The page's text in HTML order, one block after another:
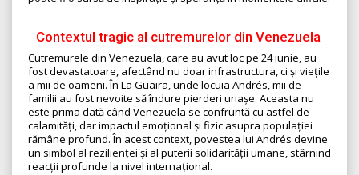
Contextul tragic al cutremurelor din Venezuela
Cutremurele din Venezuela, care au avut loc pe 24 iunie, au
fost devastatoare, afectând nu doar infrastructura, ci și viețile
a mii de oameni. În La Guaira, unde locuia Andrés, mii de
familii au fost nevoite să îndure pierderi uriașe. Aceasta nu
este prima dată când Venezuela se confruntă cu astfel de
calamități, dar impactul emoțional și fizic asupra populației
rămâne profund. În acest context, povestea lui Andrés devine
un simbol al rezilienței și al puterii solidarității umane, stârnind
reacții profunde la nivel internațional.